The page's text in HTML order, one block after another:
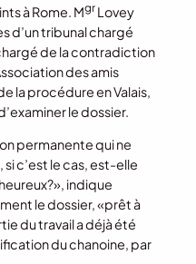
à Rome. Mgr Lovey
d’un tribunal chargé
de la contradiction
des amis
la procédure en Valais,
le dossier.
permanente qui ne
c’est le cas, est-elle
indique
le dossier, «prêt à
du travail a déjà été
du chanoine, par